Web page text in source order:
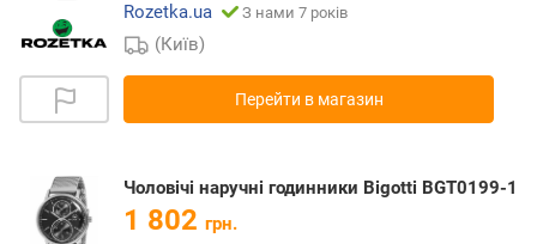
Rozetka.ua
З нами 7 років
(Київ)
Перейти в магазин
Чоловічі наручні годинники Bigotti BGT0199-1
1 802 грн.